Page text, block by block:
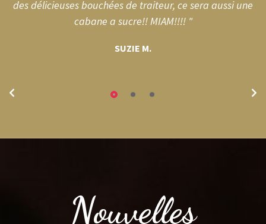
des délicieuses bouchées de traiteur, ce sera aussi une
cabane a sucre!! MIAM!!!! "
SUZIE M.
Nouvelles